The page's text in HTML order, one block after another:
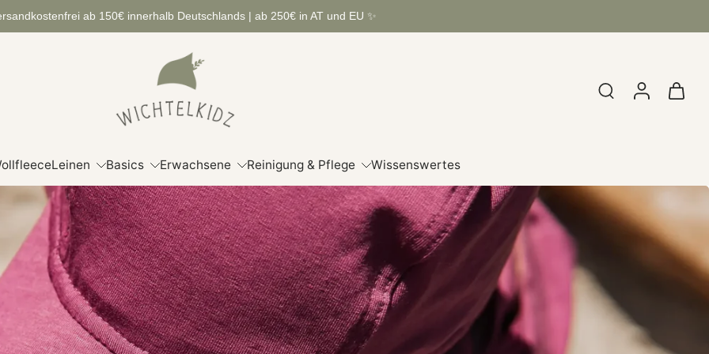
ab 150€ innerhalb Deutschlands | ab 250€ in AT und EU ✨
Leinen Basics Erwachsene Reinigung & Pflege Wissenswertes